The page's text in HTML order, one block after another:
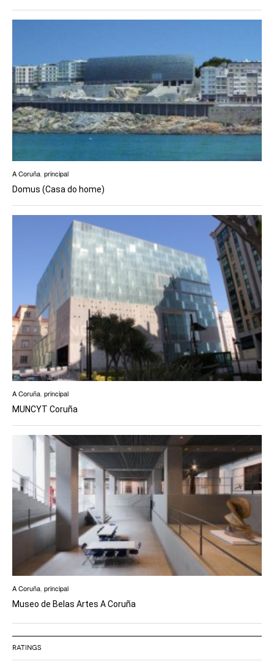
A Coruña principal
Domus (Casa do home)
A Coruña principal
MUNCYT Coruña
A Coruña principal
Museo de Belas Artes A Coruña
RATINGS